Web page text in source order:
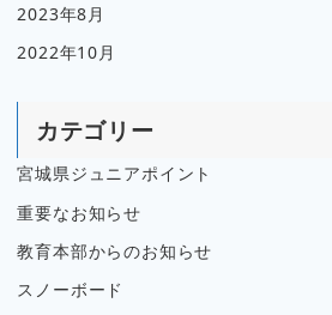
2023年8月
2022年10月
カテゴリー
宮城県ジュニアポイント
重要なお知らせ
教育本部からのお知らせ
スノーボード